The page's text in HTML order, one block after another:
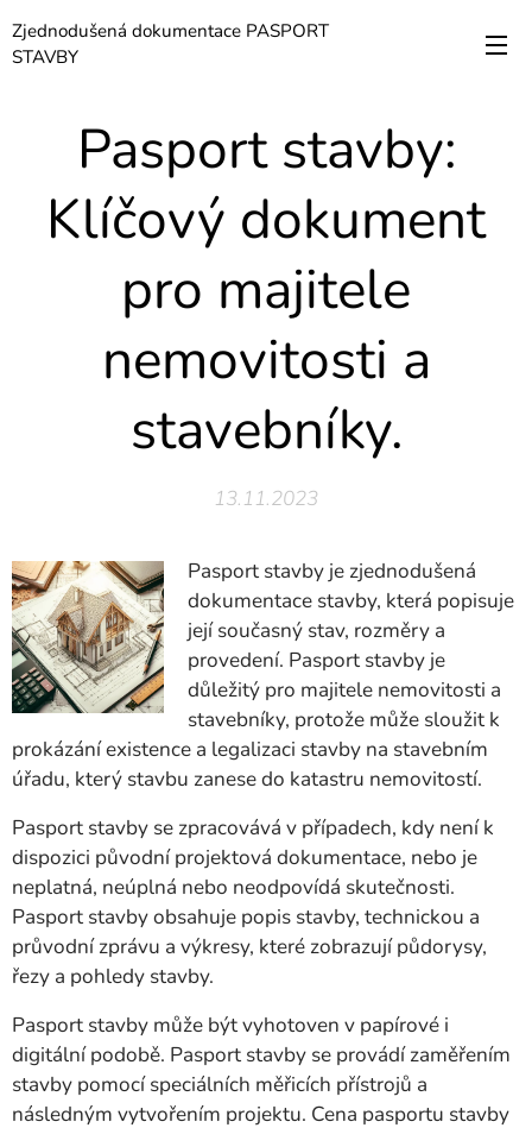
Zjednodušená dokumentace PASPORT
STAVBY
Pasport stavby:
Klíčový dokument
pro majitele
nemovitosti a
stavebníky.
13.11.2023
Pasport stavby je zjednodušená
dokumentace stavby, která popisuje
její současný stav, rozměry a
provedení. Pasport stavby je
důležitý pro majitele nemovitosti a
stavebníky, protože může sloužit k
prokázání existence a legalizaci stavby na stavebním
úřadu, který stavbu zanese do katastru nemovitostí.
Pasport stavby se zpracovává v případech, kdy není k
dispozici původní projektová dokumentace, nebo je
neplatná, neúplná nebo neodpovídá skutečnosti.
Pasport stavby obsahuje popis stavby, technickou a
průvodní zprávu a výkresy, které zobrazují půdorysy,
řezy a pohledy stavby.
Pasport stavby může být vyhotoven v papírové i
digitální podobě. Pasport stavby se provádí zaměřením
stavby pomocí speciálních měřicích přístrojů a
následným vytvořením projektu. Cena pasportu stavby